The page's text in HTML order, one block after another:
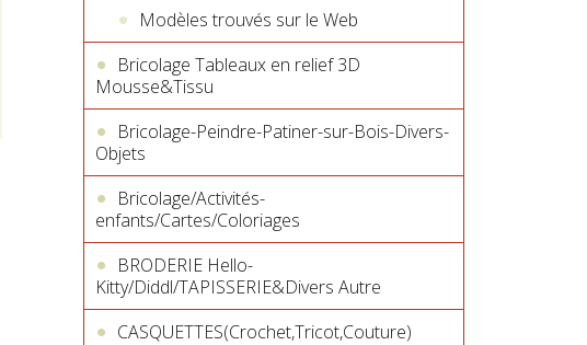
Modèles trouvés sur le Web
Bricolage Tableaux en relief 3D
Mousse&Tissu
Bricolage-Peindre-Patiner-sur-Bois-Divers-
Objets
Bricolage/Activités-
enfants/Cartes/Coloriages
BRODERIE Hello-
Kitty/Diddl/TAPISSERIE&Divers Autre
CASQUETTES(Crochet,Tricot,Couture)